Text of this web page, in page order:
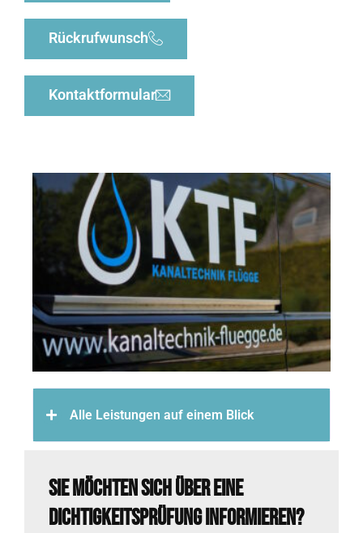
Rückrufwunsch
Kontaktformular
Alle Leistungen auf einem Blick
Sie möchten sich über eine
Dichtigkeitsprüfung informieren?